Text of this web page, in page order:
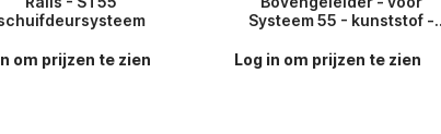
om prijzen te zien
Systeem 55 - kunststof -
Log in om prijzen te zien